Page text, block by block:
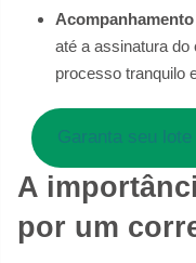
até a assinatura do
processo tranquilo
Garanta seu
A
por um